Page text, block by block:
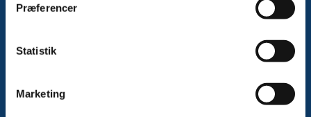
Præferencer
Statistik
Marketing